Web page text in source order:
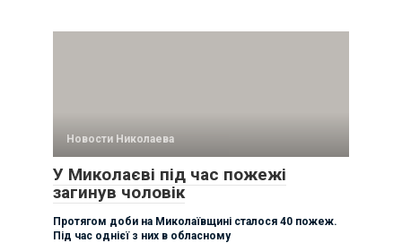
Новости Николаева
У Миколаєві під час пожежі
загинув чоловік
Протягом доби на Миколаївщині сталося 40 пожеж.
Під час однієї з них в обласному